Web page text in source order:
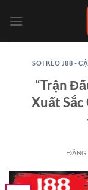
qua
SOI KÈO J88 -
“Trận
Xuất Sắc
ĐĂNG